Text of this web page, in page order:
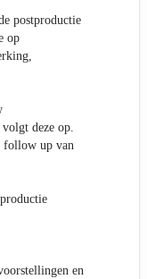
postproductie
op
deze op.
follow up van
en